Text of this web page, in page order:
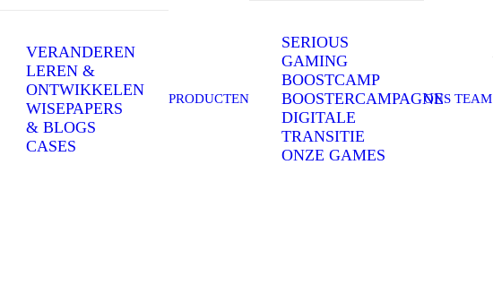
VERANDEREN
LEREN &
ONTWIKKELEN
WISEPAPERS
& BLOGS
CASES
PRODUCTEN
SERIOUS
GAMING
BOOSTCAMP
BOOSTERCAMPAGNE
DIGITALE
TRANSITIE
ONZE GAMES
ONS TEAM
Archives Portfolio